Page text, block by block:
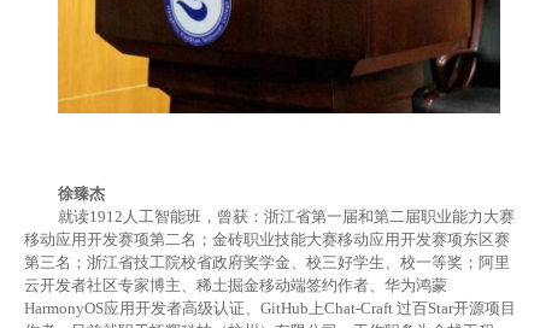
徐臻杰
就读1912 人工智能班，曾获：浙江省第一届和第二届职业能力大赛
移动应用开发赛项第二名；金砖职业技能大赛移动应用开发赛项东区赛
第三名；浙江省技工院校省政府奖学金、校三好学生、校一等奖；阿里
云开发者社区专家博主、稀土掘金移动端签约作者、华为鸿蒙
HarmonyOS应用开发者高级认证、 GitHub上Chat-Craft 过百Star开源项目